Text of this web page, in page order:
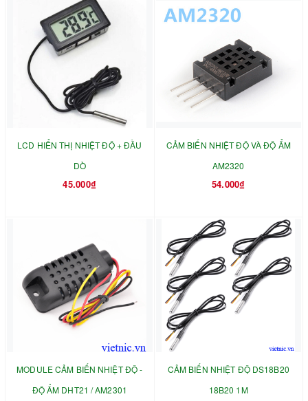
LCD HIỂN THỊ NHIỆT ĐỘ + ĐẦU
DÒ
45.000₫
CẢM BIẾN NHIỆT ĐỘ VÀ ĐỘ ẨM
AM2320
54.000₫
MODULE CẢM BIẾN NHIỆT ĐỘ -
ĐỘ ẨM DHT21 / AM2301
CẢM BIẾN NHIỆT ĐỘ DS18B20
18B20 1M